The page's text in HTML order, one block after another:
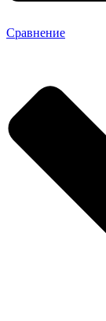
Сравнение